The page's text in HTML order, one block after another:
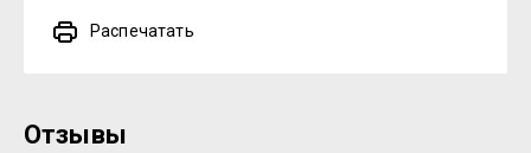
Распечатать
Отзывы